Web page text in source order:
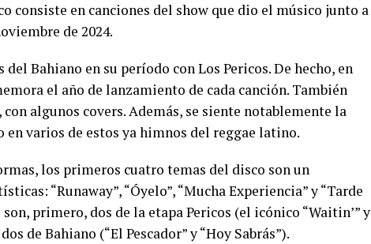
consiste en canciones del show que dio el músico junto a
de 2024.
Bahiano en su período con Los Pericos. De hecho, en
el año de lanzamiento de cada canción. También
algunos covers. Además, se siente notablemente la
varios de estos ya himnos del reggae latino.
los primeros cuatro temas del disco son un
“Runaway”, “Óyelo”, “Mucha Experiencia” y “Tarde
primero, dos de la etapa Pericos (el icónico “Waitin’” y
de Bahiano (“El Pescador” y “Hoy Sabrás”).